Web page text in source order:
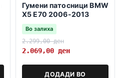
Гумени патосници BMW
X5 E70 2006-2013
Во залиха
2.299,00ден
2.069,00 ден
ДОДАДИ ВО